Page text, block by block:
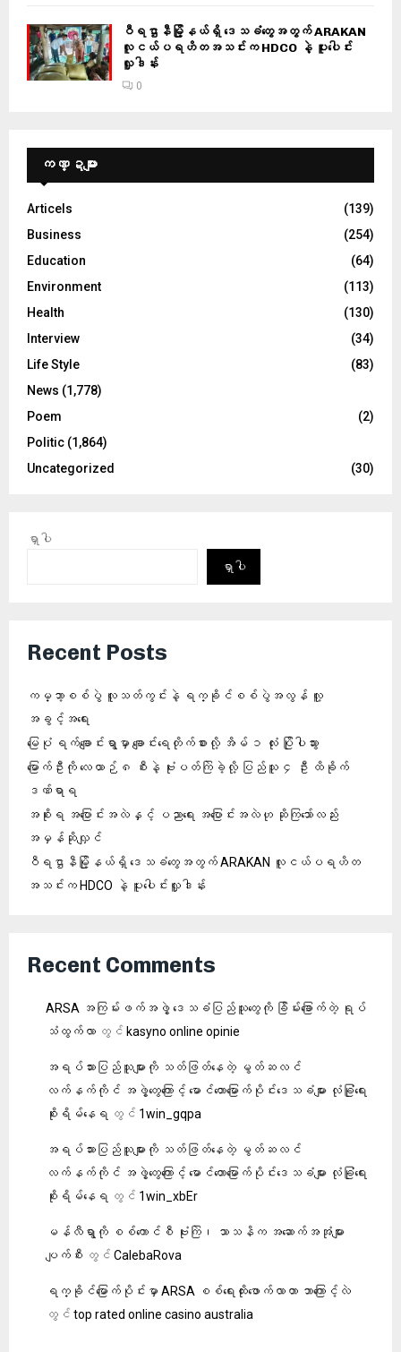
ဝီရဌာနီမြို့နယ်ရှိ‌ ဒေသခံတွေအတွက် ARAKAN
လူငယ်ပရဟိတအသင်းက HDCO နဲ့ ပူးပေါင်း
လှူဒါန်း
0
ကဏ္ဍများ
Articels
(139)
Business
(254)
Education
(64)
Environment
(113)
Health
(130)
Interview
(34)
Life Style
(83)
News (1,778)
Poem
(2)
Politic (1,864)
Uncategorized
(30)
ရှာပါ
ရှာပါ
Recent Posts
ကမ္ဘာ့စစ်ပွဲ လူသတ်ကွင်းနဲ့ ရက္ခိုင်စစ်ပွဲအလွန် လူ့
အခွင့်အရေး
မြေပုံ ရက်ချောင်းရွာမှာ ချောင်းရေတိုက်စားလို့ အိမ် ၁ လုံး ပြိုပါသွား
မြောက်ဦးကို လေယာဉ် ၈ စီးနဲ့ ဗုံးပတ်ကြဲခဲ့လို့ ပြည်သူ ၄ ဦး ထိခိုက်
ဒဏ်ရာရ
အစိုးရ အပြောင်းအလဲနှင့် ပညာရေး အပြောင်းအလဲဟု ဆိုကြသော်လည်း
အမှန်ဆိုလျှင်
ဝီရဌာနီမြို့နယ်ရှိ‌ ဒေသခံတွေအတွက် ARAKAN လူငယ်ပရဟိတ
အသင်းက HDCO နဲ့ ပူးပေါင်းလှူဒါန်း
Recent Comments
ARSA အကြမ်းဖက်အဖွဲ့ ဒေသခံပြည်သူတွေကို ခြိမ်းခြောက်တဲ့ ရုပ်
သံထွက်လာ တွင် kasyno online opinie
အရပ်သားပြည်သူများကို သတ်ဖြတ်နေတဲ့ မွတ်ဆလင်
လက်နက်ကိုင် အဖွဲ့တွေကြောင့် မောင်တောမြောက်ပိုင်းဒေသခံများ လုံခြုံရေး
စိုးရိမ်နေရ တွင် 1win_gqpa
အရပ်သားပြည်သူများကို သတ်ဖြတ်နေတဲ့ မွတ်ဆလင်
လက်နက်ကိုင် အဖွဲ့တွေကြောင့် မောင်တောမြောက်ပိုင်းဒေသခံများ လုံခြုံရေး
စိုးရိမ်နေရ တွင် 1win_xbEr
မန်လီရွာကို စစ်ကောင်စီ ဗုံးကြဲ၊ သာသနိက အဆောက်အအုံများ
ပျက်စီး တွင် CalebaRova
ရက္ခိုင်မြောက်ပိုင်းမှာ ARSA စစ်ရေးထိုးဖောက်လာတာ ဘာကြောင့်လဲ
တွင် top rated online casino australia